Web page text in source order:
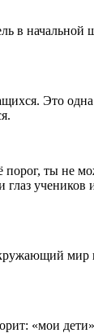
в начальной
Это
ты не
глаз учеников
мир
«мои